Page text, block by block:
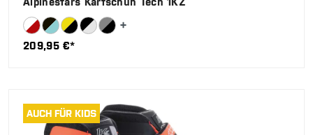
209,95 €*
AUCH FÜR KIDS